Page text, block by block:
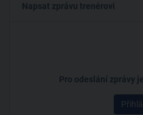
Napsat zprávu trenérovi
Pro odeslání zprávy